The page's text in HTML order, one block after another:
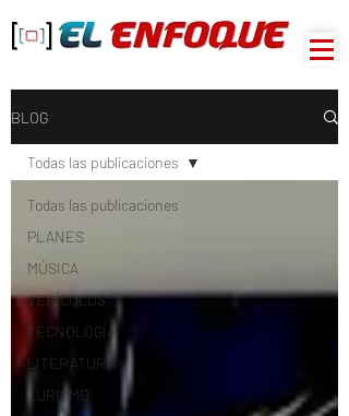
BLOG
Todas las publicaciones
PLANES
MÚSICA
VEHÍCULOS
TECNOLOGÍA
LITERATURA
TURISMO
Todas las publicaciones